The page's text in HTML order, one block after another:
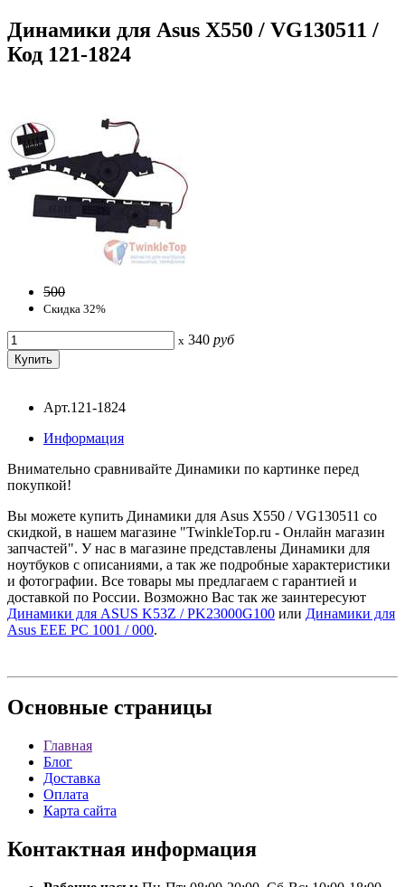
Динамики для Asus X550 / VG130511 /
Код 121-1824
500
Скидка 32%
x 340 руб
Арт.121-1824
Информация
Внимательно сравнивайте Динамики по картинке перед
покупкой!
Вы можете купить Динамики для Asus X550 / VG130511 со
скидкой, в нашем магазине "TwinkleTop.ru - Онлайн магазин
запчастей". У нас в магазине представлены Динамики для
ноутбуков с описаниями, а так же подробные характеристики
и фотографии. Все товары мы предлагаем с гарантией и
доставкой по России. Возможно Вас так же заинтересуют
Динамики для ASUS K53Z / PK23000G100 или Динамики для
Asus EEE PC 1001 / 000.
Основные страницы
Главная
Блог
Доставка
Оплата
Карта сайта
Контактная информация